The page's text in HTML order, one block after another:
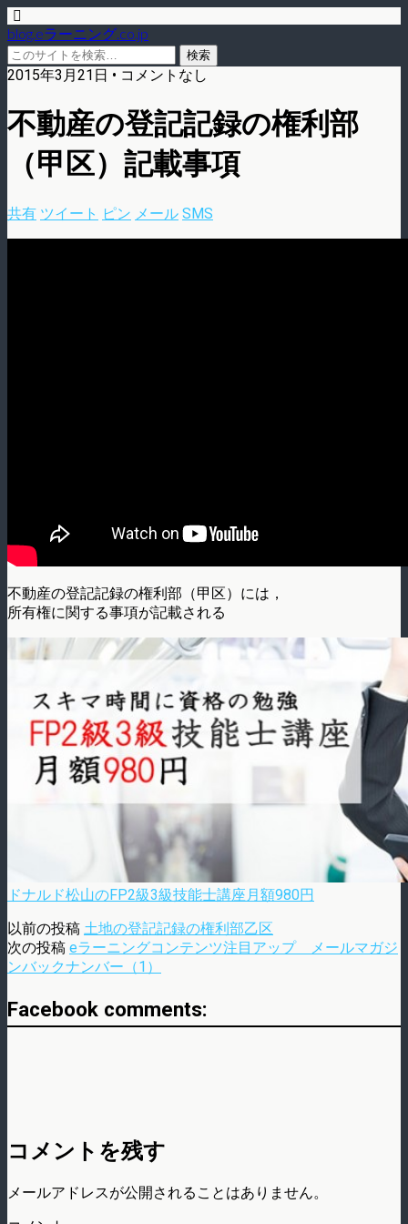
blog.eラーニング.co.jp
2015年3月21日 • コメントなし
不動産の登記記録の権利部
（甲区）記載事項
共有 ツイート ピン メール SMS
不動産の登記記録の権利部（甲区）には，
所有権に関する事項が記載される
ドナルド松山のFP2級3級技能士講座月額980円
以前の投稿 土地の登記記録の権利部乙区
次の投稿 eラーニングコンテンツ注目アップ メールマガジ
ンバックナンバー（1）
Facebook comments:
コメントを残す
メールアドレスが公開されることはありません。